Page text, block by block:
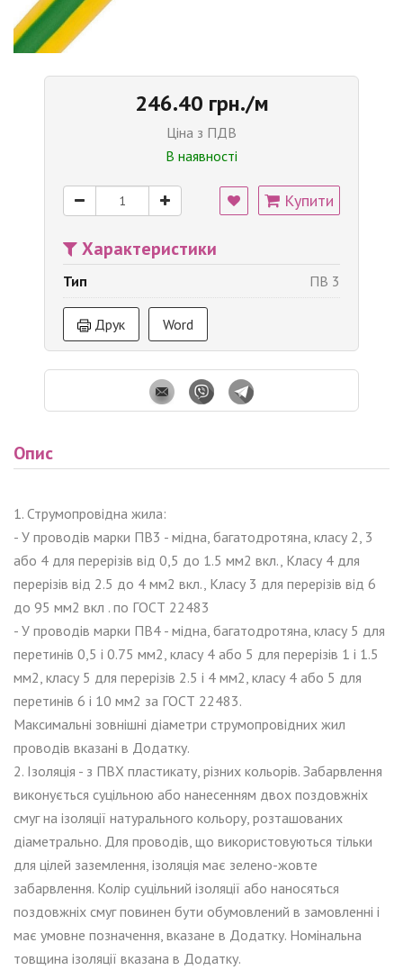
246.40 грн./м
Ціна з ПДВ
В наявності
Купити
Характеристики
Тип ПВ 3
Друк Word
Опис
1. Струмопровідна жила:
- У проводів марки ПВ3 - мідна, багатодротяна, класу 2, 3
або 4 для перерізів від 0,5 до 1.5 мм2 вкл., Класу 4 для
перерізів від 2.5 до 4 мм2 вкл., Класу 3 для перерізів від 6
до 95 мм2 вкл . по ГОСТ 22483
- У проводів марки ПВ4 - мідна, багатодротяна, класу 5 для
перетинів 0,5 і 0.75 мм2, класу 4 або 5 для перерізів 1 і 1.5
мм2, класу 5 для перерізів 2.5 і 4 мм2, класу 4 або 5 для
перетинів 6 і 10 мм2 за ГОСТ 22483.
Максимальні зовнішні діаметри струмопровідних жил
проводів вказані в Додатку.
2. Ізоляція - з ПВХ пластикату, різних кольорів. Забарвлення
виконується суцільною або нанесенням двох поздовжніх
смуг на ізоляції натурального кольору, розташованих
діаметрально. Для проводів, що використовуються тільки
для цілей заземлення, ізоляція має зелено-жовте
забарвлення. Колір суцільний ізоляції або наносяться
поздовжніх смуг повинен бути обумовлений в замовленні і
має умовне позначення, вказане в Додатку. Номінальна
товщина ізоляції вказана в Додатку.